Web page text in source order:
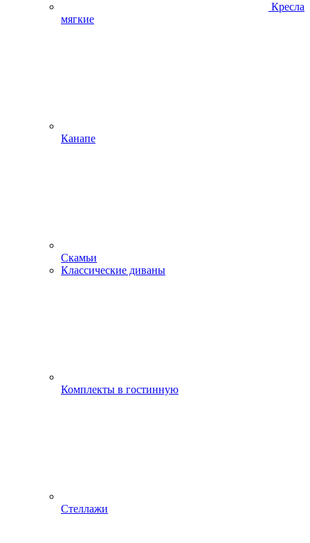
Кресла
мягкие
Канапе
Скамьи
Классические диваны
Комплекты в гостинную
Стеллажи